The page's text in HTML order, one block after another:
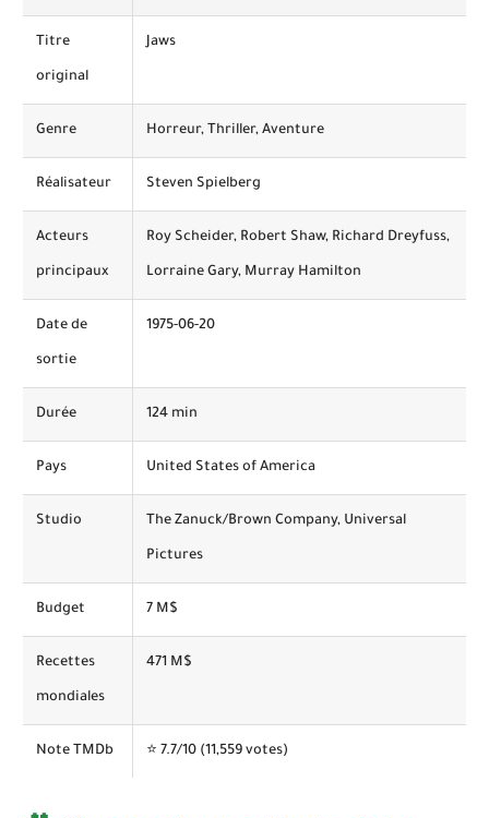
Titre
original
Jaws
Genre Horreur, Thriller, Aventure
Réalisateur Steven Spielberg
Acteurs
principaux
Roy Scheider, Robert Shaw, Richard Dreyfuss,
Lorraine Gary, Murray Hamilton
Date de
sortie
1975-06-20
Durée 124 min
Pays United States of America
Studio The Zanuck/Brown Company, Universal
Pictures
Budget 7 M$
Recettes
mondiales
471 M$
Note TMDb ⭐ 7.7/10 (11,559 votes)